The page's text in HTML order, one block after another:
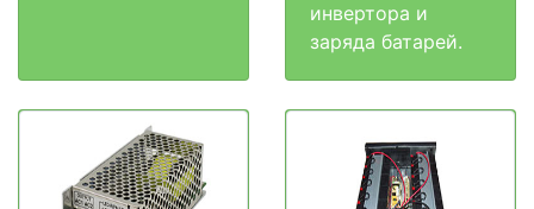
инвертора и
заряда батарей.